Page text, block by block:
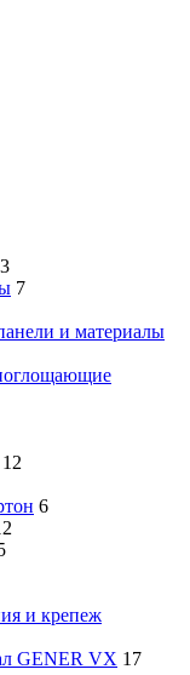
7
и материалы
12
6
и крепеж
GENER VX 17